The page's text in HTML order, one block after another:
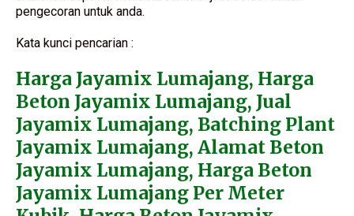
pengecoran untuk anda.
Kata kunci pencarian :
Harga Jayamix Lumajang, Harga
Beton Jayamix Lumajang, Jual
Jayamix Lumajang, Batching Plant
Jayamix Lumajang, Alamat Beton
Jayamix Lumajang, Harga Beton
Jayamix Lumajang Per Meter